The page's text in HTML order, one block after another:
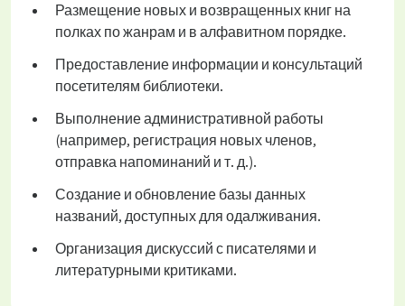
Размещение новых и возвращенных книг на
полках по жанрам и в алфавитном порядке.
Предоставление информации и консультаций
посетителям библиотеки.
Выполнение административной работы
(например, регистрация новых членов,
отправка напоминаний и т. д.).
Создание и обновление базы данных
названий, доступных для одалживания.
Организация дискуссий с писателями и
литературными критиками.